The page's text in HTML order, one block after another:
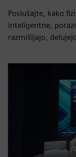
Poslušajte, kako
inteligentne,
razmišljajo,